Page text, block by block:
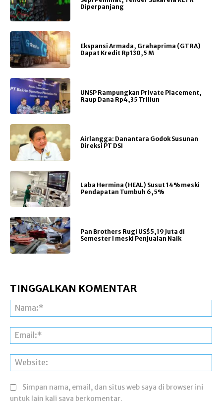
Diperpanjang
Ekspansi Armada, Grahaprima (GTRA)
Dapat Kredit Rp130,5 M
UNSP Rampungkan Private Placement,
Raup Dana Rp4,35 Triliun
Airlangga: Danantara Godok Susunan
Direksi PT DSI
Laba Hermina (HEAL) Susut 14% meski
Pendapatan Tumbuh 6,5%
Pan Brothers Rugi US$5,19 Juta di
Semester I meski Penjualan Naik
TINGGALKAN KOMENTAR
Simpan nama, email, dan situs web saya di browser ini
untuk lain kali saya berkomentar.